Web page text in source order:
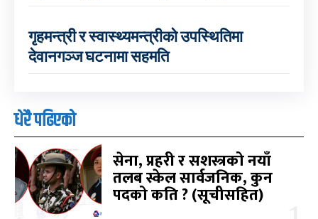
गृहमन्त्री र स्वास्थ्यमन्त्रीको उपस्थितिमा
देवानगञ्ज घटनामा सहमति
धेरै पढिएको
सेना, प्रहरी र सशस्त्रको नयाँ
तलब स्केल सार्वजनिक, कुन
पदको कति ? (सूचीसहित)